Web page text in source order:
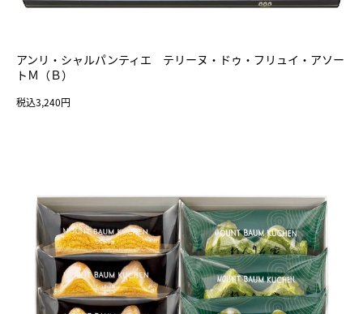
アンリ・シャルパンティエ テリーヌ・ドゥ・フリュイ・アソー
トＭ（Ｂ）
税込3,240円